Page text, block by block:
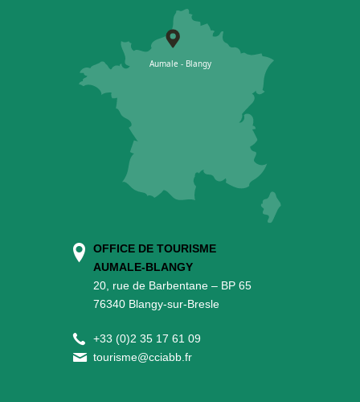
OFFICE DE TOURISME
AUMALE-BLANGY
20, rue de Barbentane – BP 65
76340 Blangy-sur-Bresle
+33 (0)2 35 17 61 09
tourisme@cciabb.fr